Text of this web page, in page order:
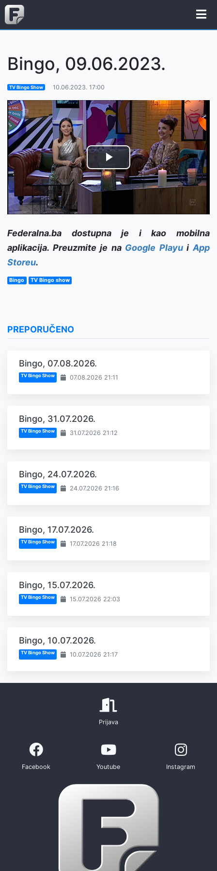
Bingo, 09.06.2023.
TV Bingo Show 10.06.2023. 17:00
Play
Video
Federalna.ba dostupna je i kao mobilna
aplikacija. Preuzmite je na Google PlayuiApp
Storeu.
Bingo TV Bingo show
PREPORUČENO
Bingo, 07.08.2026.
TV Bingo Show 07.08.2026 21:11
Bingo, 31.07.2026.
TV Bingo Show 31.07.2026 21:12
Bingo, 24.07.2026.
TV Bingo Show 24.07.2026 21:16
Bingo, 17.07.2026.
TV Bingo Show 17.07.2026 21:18
Bingo, 15.07.2026.
TV Bingo Show 15.07.2026 22:03
Bingo, 10.07.2026.
TV Bingo Show 10.07.2026 21:17
Prijava
Facebook Youtube Instagram